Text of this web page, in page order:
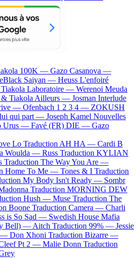
100K — Gazo Casanova —
Saiyan — Heuss L'enfoiré
Tiakola Laboratoire — Werenoi Meuda
Tiakola Ailleurs — Josman Interlude
— Ofenbach 1 2 3 4 — ZOKUSH
qui part — Joseph Kamel Nouvelles
Urus — Favé (FR) DIE — Gazo
Lo Traduction AH HA — Cardi B
Woulda — Russ Traduction KYLIAN
Traduction The Way You Are —
Home To Me — Tones & I Traduction
My Body Isn't Ready — Sombr
Traduction MORNING DEW
Hush — Muse Traduction The
Boone Traduction Camera — Charli
is So Sad — Swedish House Mafia
Bell) — Aitch Traduction 99% — Jessie
— Don Xhoni Traduction Bizarre —
Pt 2 — Malie Donn Traduction